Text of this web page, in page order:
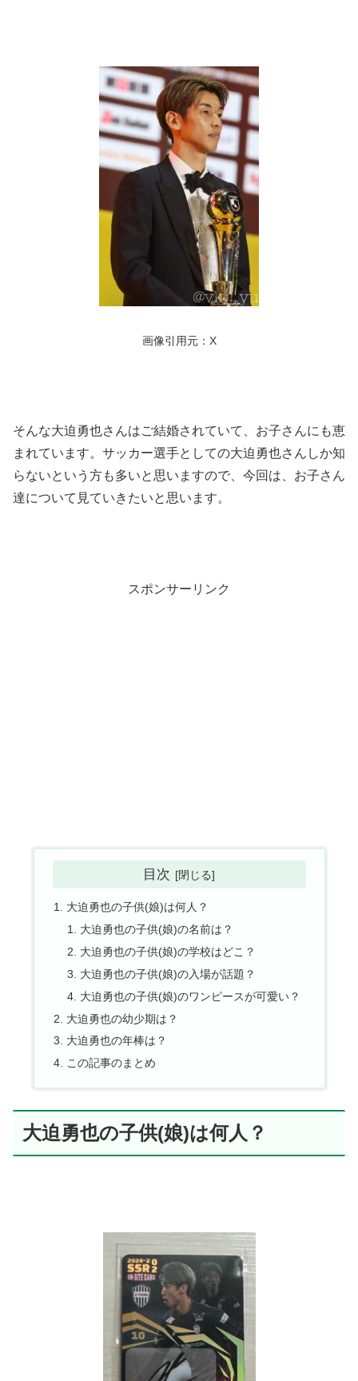
画像引用元：X
そんな大迫勇也さんはご結婚されていて、お子さんにも恵
まれています。サッカー選手としての大迫勇也さんしか知
らないという方も多いと思いますので、今回は、お子さん
達について見ていきたいと思います。
スポンサーリンク
目次
大迫勇也の子供(娘)は何人？
大迫勇也の子供(娘)の名前は？
大迫勇也の子供(娘)の学校はどこ？
大迫勇也の子供(娘)の入場が話題？
大迫勇也の子供(娘)のワンピースが可愛い？
大迫勇也の幼少期は？
大迫勇也の年棒は？
この記事のまとめ
大迫勇也の子供(娘)は何人？